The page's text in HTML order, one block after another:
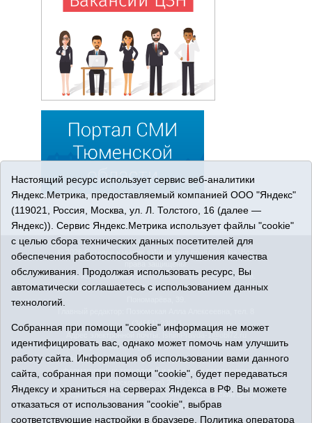
© 2026 Сетевое издание «Ишимская правда». 16+. Все
права защищены.
© При использовании материалов ссылка обязательна.
Адрес редакции: 627750 Тюменская область, г. Ишим, ул.
(34551) 23814
Адрес электронной почты:
IshimPravda-1@obl72.ru
Регистрационный номер СМИ Эл № ФС77-69445 выдано
Федеральной службой по надзору в сфере связи,
информационных технологий и массовых коммуникаций
Учредитель: АНО «Информационно-издательский центр
«Ишимская правда».
Политика оператора
Настоящий ресурс использует сервис веб-аналитики
Яндекс.Метрика, предоставляемый компанией ООО "Яндекс"
(119021, Россия, Москва, ул. Л. Толстого, 16 (далее —
Яндекс)). Сервис Яндекс.Метрика использует файлы "cookie"
с целью сбора технических данных посетителей для
обеспечения работоспособности и улучшения качества
обслуживания. Продолжая использовать ресурс, Вы
автоматически соглашаетесь с использованием данных
технологий.
Собранная при помощи "cookie" информация не может
идентифицировать вас, однако может помочь нам улучшить
работу сайта. Информация об использовании вами данного
сайта, собранная при помощи "cookie", будет передаваться
Яндексу и храниться на серверах Яндекса в РФ. Вы можете
отказаться от использования "cookie", выбрав
соответствующие настройки в браузере. Политика оператора